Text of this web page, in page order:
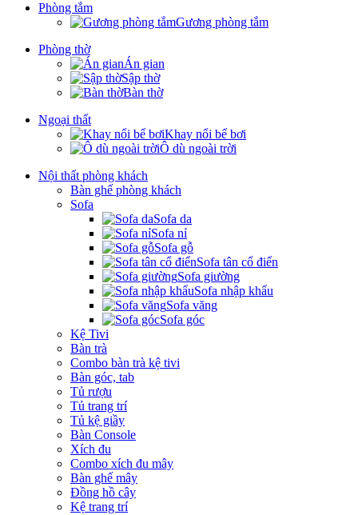
Phòng tắm
Gương phòng tắm
Phòng thờ
Án gian
Sập thờ
Bàn thờ
Ngoại thất
Khay nổi bể bơi
Ô dù ngoài trời
Nội thất phòng khách
Bàn ghế phòng khách
Sofa
Sofa da
Sofa nỉ
Sofa gỗ
Sofa tân cổ điển
Sofa giường
Sofa nhập khẩu
Sofa văng
Sofa góc
Kệ Tivi
Bàn trà
Combo bàn trà kệ tivi
Bàn góc, tab
Tủ rượu
Tủ trang trí
Tủ kệ giầy
Bàn Console
Xích đu
Combo xích đu mây
Bàn ghế mây
Đồng hồ cây
Kệ trang trí